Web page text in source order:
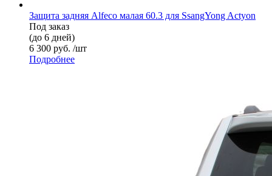
Защита задняя Alfeco малая 60.3 для SsangYong Actyon
Под заказ
(до 6 дней)
6 300 руб. /шт
Подробнее